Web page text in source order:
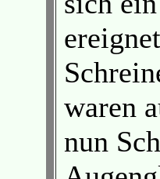
waren
nun